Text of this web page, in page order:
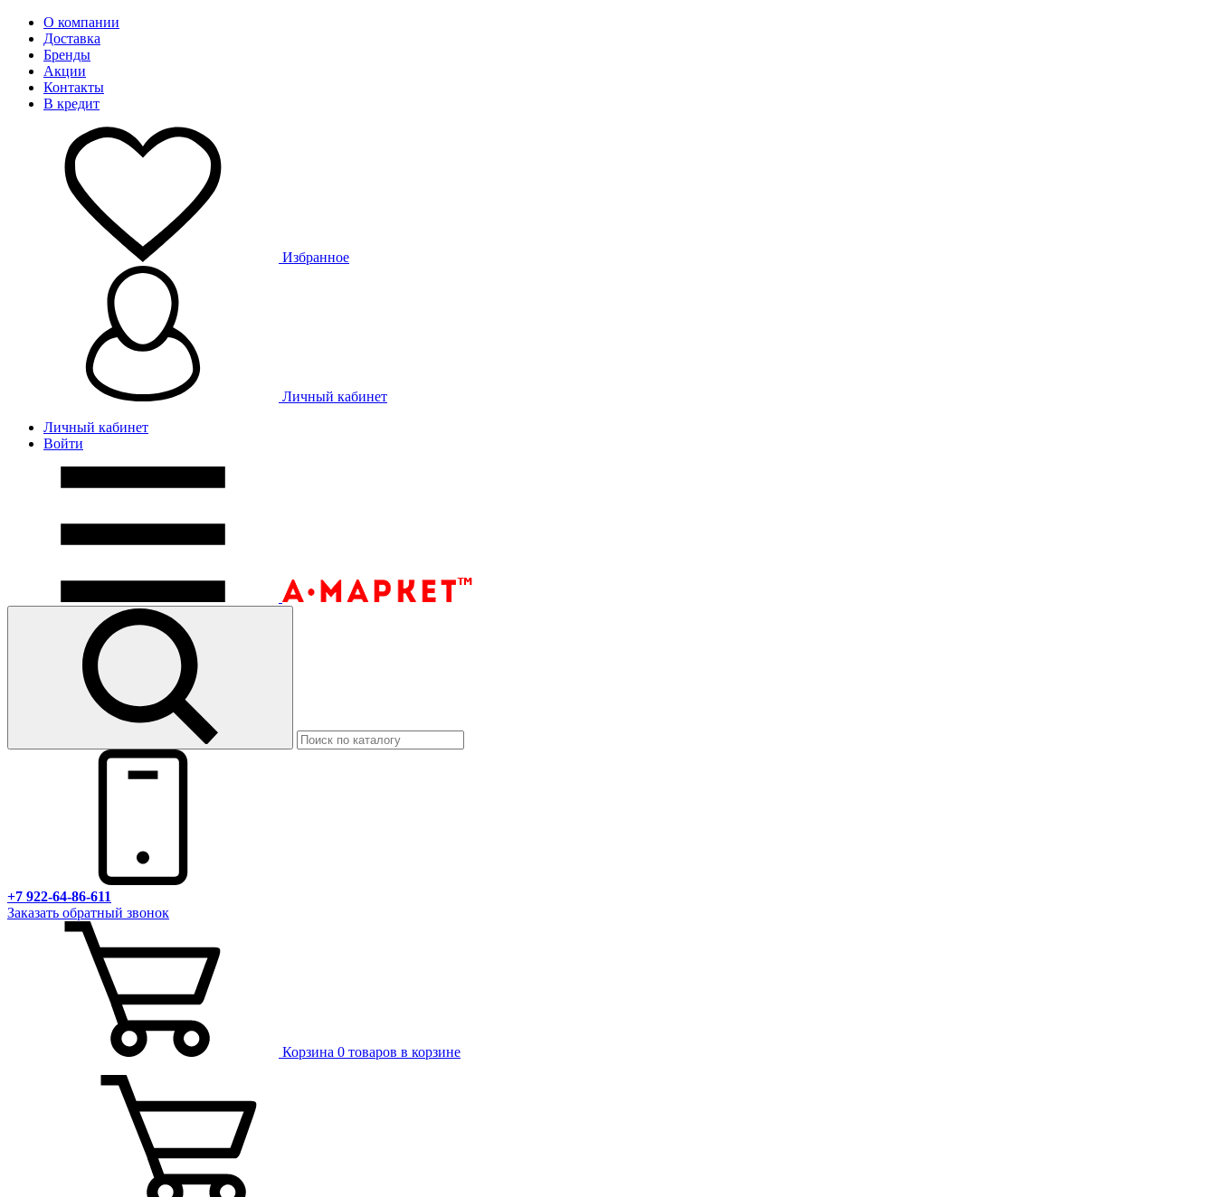
О компании
Доставка
Бренды
Акции
Контакты
В кредит
Избранное
Личный кабинет
Личный кабинет
Войти
+7 922-64-86-611
Заказать обратный звонок
Корзина 0 товаров в корзине